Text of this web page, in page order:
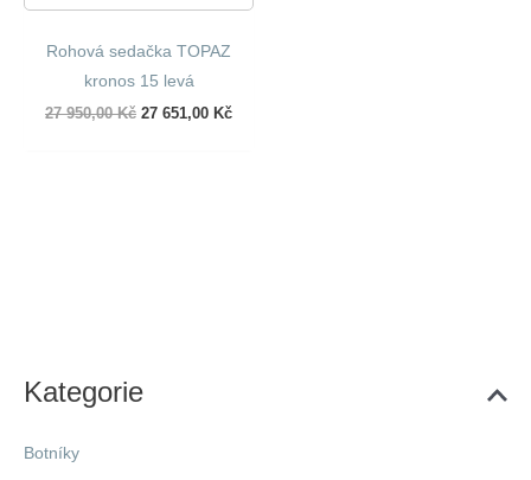
Kategorie
Botníky
Rohová sedačka TOPAZ
kronos 15 levá
27 950,00Kč Původní
27 651,00 KčAktuální